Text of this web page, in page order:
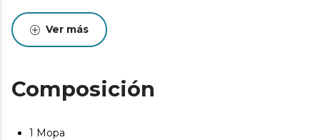
Ver más
Composición
1 Mopa